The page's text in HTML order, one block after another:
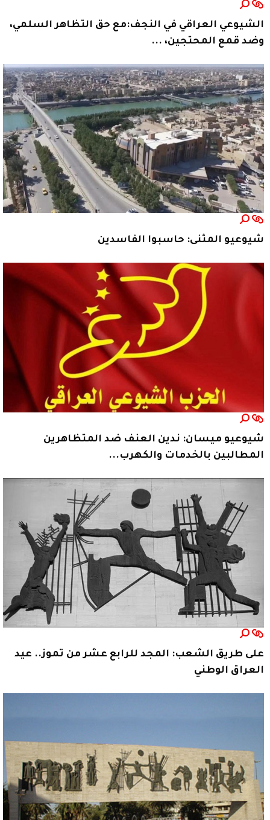
الشيوعي العراقي في النجف:مع حق التظاهر السلمي،
وضد قمع المحتجين، ...
شيوعيو المثنى: حاسبوا الفاسدين
شيوعيو ميسان: ندين العنف ضد المتظاهرين
المطالبين بالخدمات والكهرب...
على طريق الشعب: المجد للرابع عشر من تموز.. عيد
العراق الوطني